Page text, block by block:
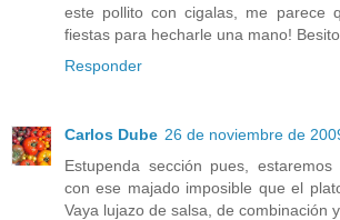
este pollito con cigalas, me parece
fiestas para hecharle una mano!
Responder
Carlos Dube 26 de noviembre de
Estupenda sección pues, estaremos
con ese majado imposible que el
Vaya lujazo de salsa, de combinación